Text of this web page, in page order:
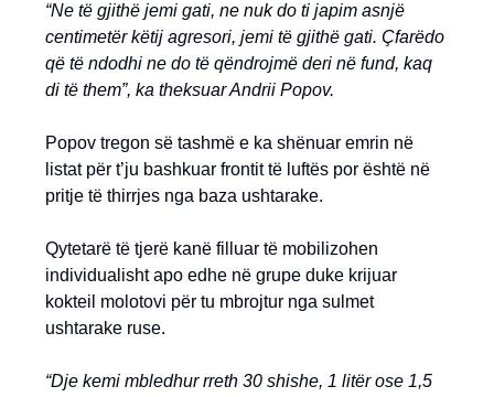
“Ne të gjithë jemi gati, ne nuk do ti japim asnjë
centimetër këtij agresori, jemi të gjithë gati. Çfarëdo
që të ndodhi ne do të qëndrojmë deri në fund, kaq
di të them”, ka theksuar Andrii Popov.
Popov tregon së tashmë e ka shënuar emrin në
listat për t’ju bashkuar frontit të luftës por është në
pritje të thirrjes nga baza ushtarake.
Qytetarë të tjerë kanë filluar të mobilizohen
individualisht apo edhe në grupe duke krijuar
kokteil molotovi për tu mbrojtur nga sulmet
ushtarake ruse.
“Dje kemi mbledhur rreth 30 shishe, 1 litër ose 1,5